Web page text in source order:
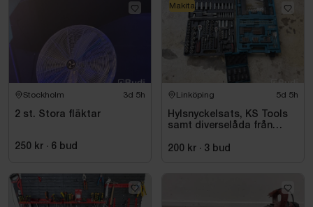
Stockholm 3d 5h
2 st. Stora fläktar
250 kr · 6 bud
Linköping 5d 5h
Hylsnyckelsats, KS Tools
samt diverselåda från
200 kr · 3 bud
Makita